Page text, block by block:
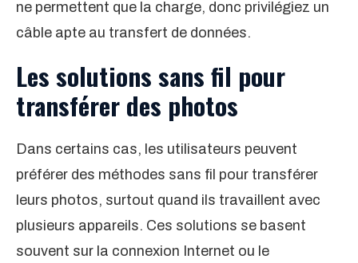
ne permettent que la charge, donc privilégiez un
câble apte au transfert de données.
Les solutions sans fil pour
transférer des photos
Dans certains cas, les utilisateurs peuvent
préférer des méthodes sans fil pour transférer
leurs photos, surtout quand ils travaillent avec
plusieurs appareils. Ces solutions se basent
souvent sur la connexion Internet ou le